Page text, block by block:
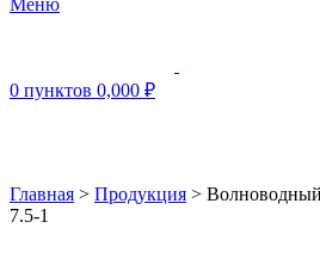
Меню
0 пунктов 0,000 ₽
Главная > Продукция >
7.5-1